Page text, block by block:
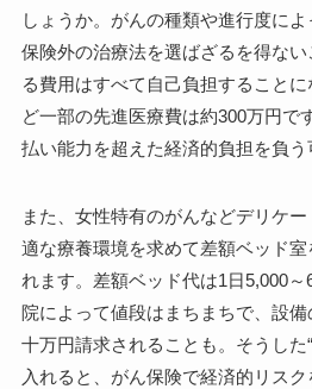
しょうか。がんの種類や進行度に
保険外の治療法を選ばざるを得な
る費用はすべて自己負担すること
ど一部の先進医療費は約300万円で
払い能力を超えた経済的負担を負う
また、女性特有のがんなどデリケ
適な療養環境を求めて差額ベッド
れます。差額ベッド代は1日5,000
院によって値段はまちまちで、設
十万円請求されることも。そうした
入れると、がん保険で経済的リス